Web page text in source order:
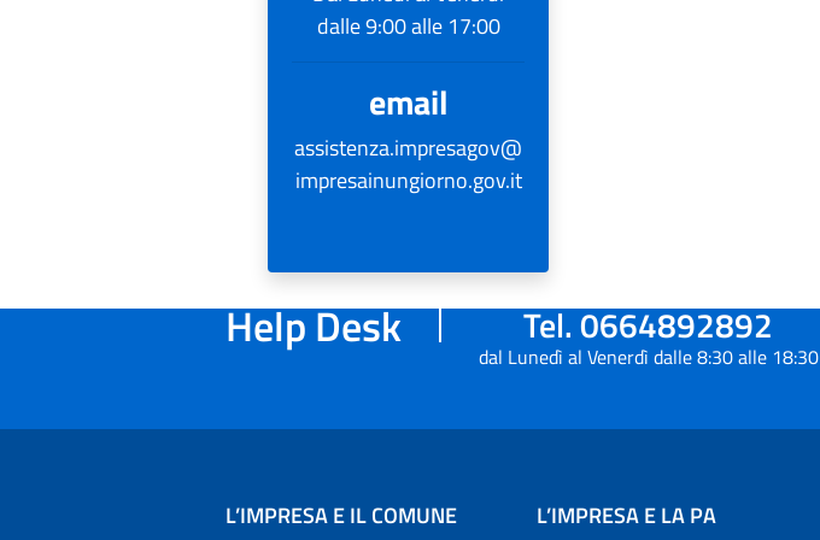
dalle 9:00 alle 17:00
email
assistenza.impresagov@
impresainungiorno.gov.it
Help Desk Tel. 0664892892
dal Lunedì al Venerdì dalle 8:30 alle 18:30
L’IMPRESA E IL COMUNE L’IMPRESA E LA PA